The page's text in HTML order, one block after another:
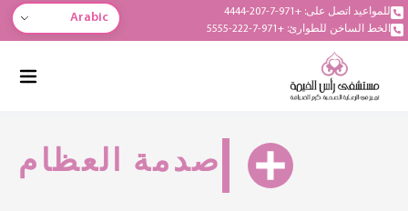
للمواعيد اتصل على: +971-7-207-4444
الخط الساخن للطوارئ: +971-7-222-5555
Arabic
صدمة العظام